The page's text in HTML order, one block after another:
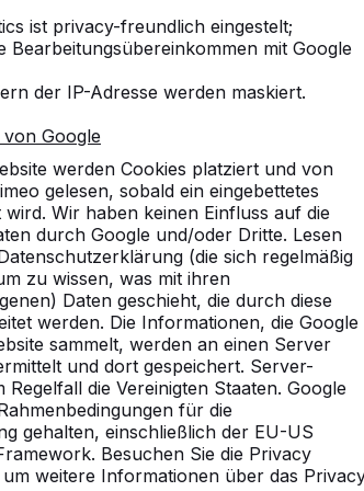
ist privacy-freundlich eingestelt;
Bearbeitungsübereinkommen mit Google
der IP-Adresse werden maskiert.
Google
werden Cookies platziert und von
gelesen, sobald ein eingebettetes
wird. Wir haben keinen Einfluss auf die
durch Google und/oder Dritte. Lesen
(die sich regelmäßig
zu wissen, was mit ihren
Daten geschieht, die durch diese
werden. Die Informationen, die Google
sammelt, werden an einen Server
und dort gespeichert. Server-
Regelfall die Vereinigten Staaten. Google
für die
gehalten, einschließlich der EU-US
Besuchen Sie die Privacy
um weitere Informationen über das